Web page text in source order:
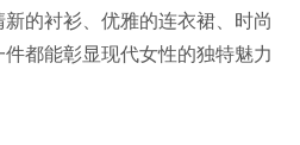
的衬衫、优雅的连衣裙、时尚
都能彰显现代女性的独特魅力